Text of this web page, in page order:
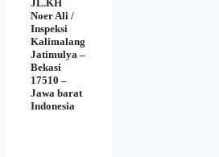
JL.KH
Noer Ali /
Inspeksi
Kalimalang
Jatimulya –
Bekasi
17510 –
Jawa barat
Indonesia